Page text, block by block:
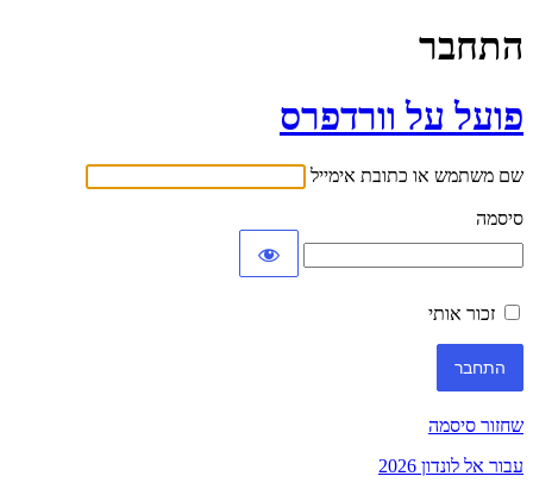
התחבר
פועל על וורדפרס
שם משתמש או כתובת אימייל
סיסמה
זכור אותי
שחזור סיסמה
עבור אל לונדון 2026